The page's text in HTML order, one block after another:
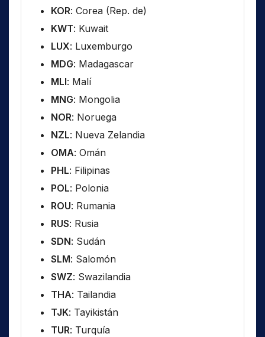
KOR: Corea (Rep. de)
KWT: Kuwait
LUX: Luxemburgo
MDG: Madagascar
MLI: Malí
MNG: Mongolia
NOR: Noruega
NZL: Nueva Zelandia
OMA: Omán
PHL: Filipinas
POL: Polonia
ROU: Rumania
RUS: Rusia
SDN: Sudán
SLM: Salomón
SWZ: Swazilandia
THA: Tailandia
TJK: Tayikistán
TUR: Turquía